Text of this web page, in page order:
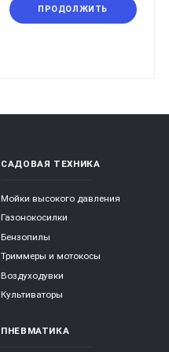
ПРОДОЛЖИТЬ
САДОВАЯ ТЕХНИКА
Мойки высокого давления
Газонокосилки
Бензопилы
Триммеры и мотокосы
Воздуходувки
Культиваторы
ПНЕВМАТИКА